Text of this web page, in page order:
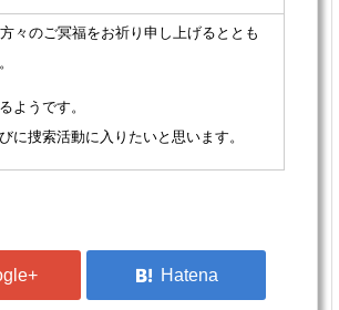
々のご冥福をお祈り申し上げるととも
ようです。
に捜索活動に入りたいと思います。